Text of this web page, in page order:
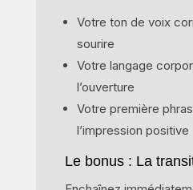
Votre ton de voix
sourire
Votre langage
l’ouverture
Votre première
l’impression positive
Le bonus : La